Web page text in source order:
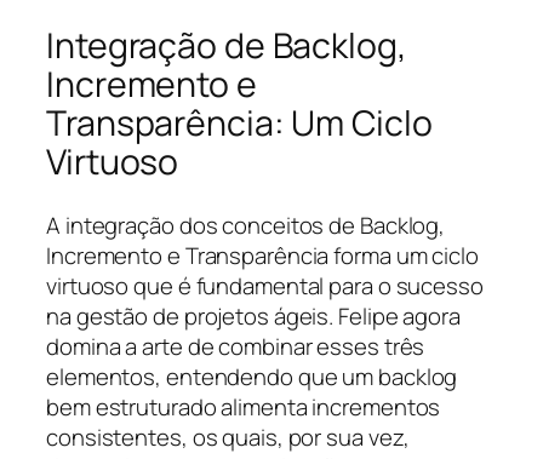
Integração de Backlog,
Incremento e
Transparência: Um Ciclo
Virtuoso
A integração dos conceitos de Backlog,
Incremento e Transparência forma um ciclo
virtuoso que é fundamental para o sucesso
na gestão de projetos ágeis. Felipe agora
domina a arte de combinar esses três
elementos, entendendo que um backlog
bem estruturado alimenta incrementos
consistentes, os quais, por sua vez,